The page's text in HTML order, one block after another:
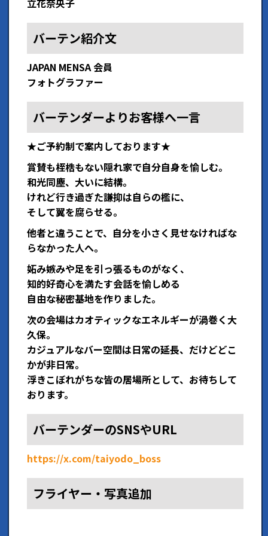
立花奈央子
バーテン紹介文
JAPAN MENSA 会員
フォトグラファー
バーテンダーよりお客様へ一言
★ご予約制で案内しております★
賞賛も桎梏もない隠れ家で​自分自身を愉しむ。
和光同塵、大いに結構。
けれど行き過ぎた謙抑は自らの檻に、
そして翼を腐らせる。
​他者と違うことで、自分を小さく見せなければな
らなかった人へ。
妬み嫉みや足を引っ張るものがなく、
知的好奇心を満たす会話を愉しめる
自由な秘密基地を作りました。
次の会場はカオティックなエネルギーが渦巻く大
久保。
カジュアルなバー空間は日常の延長、だけどどこ
かが非日常。
浮きこぼれがちな皆の居場所として、お待ちして
おります。
バーテンダーのSNSやURL
https://x.com/taiyodo_boss
フライヤー・写真追加